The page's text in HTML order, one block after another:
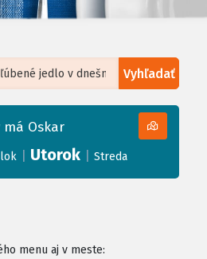
Vyhľadať
courtesy ofHumanitarian OpenStreetMap
Oskar
Utorok Streda
menu aj v meste: